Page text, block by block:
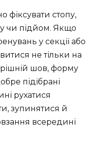
фіксувати стопу,
чи підйом. Якщо
у секції або
не тільки на
шов, форму
підібрані
рухатися
зупинятися й
всередині